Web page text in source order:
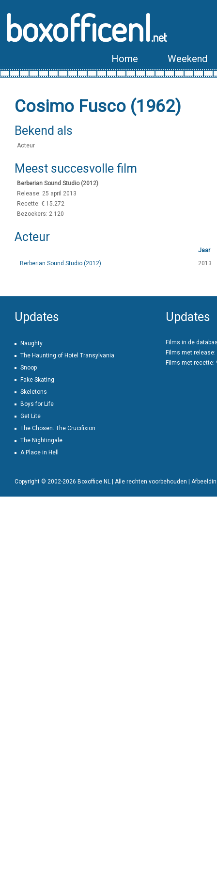
boxofficenl.net
Home Weekend
Cosimo Fusco (1962)
Bekend als
Acteur
Meest succesvolle film
Berberian Sound Studio (2012)
Release: 25 april 2013
Recette: € 15.272
Bezoekers: 2.120
Acteur
Jaar
Berberian Sound Studio (2012)
2013
Updates
Naughty
The Haunting of Hotel Transylvania
Snoop
Fake Skating
Skeletons
Boys for Life
Get Lite
The Chosen: The Crucifixion
The Nightingale
A Place in Hell
Updates
Films in de
Films met release:
Films met recette:
Copyright © 2002-2026 Boxoffice NL | Alle rechten voorbehouden |